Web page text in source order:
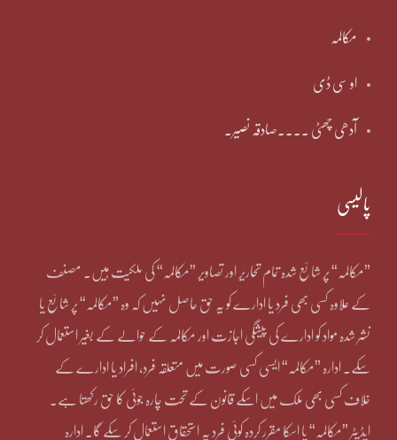
مکالمہ
او سی ڈی
آدھی چھٹی ۔۔۔۔صادقہ نصیر۔
پالیسی
”مکالمہ“ پر شائع شدہ تمام تحاریر اور تصاویر ”مکالمہ“ کی ملکیت ہیں۔ مصنف
کے علاوہ کسی بھی فرد یا ادارے کو یہ حق حاصل نہیں کہ وہ ”مکالمہ“ پر شائع یا
نشر شدہ مواد کو ادارے کی پیشگی اجازت اور مکالمہ کے حوالے کے بغیر استعمال کر
سکے۔ ادارہ ”مکالمہ“ ایسی کسی صورت میں متعلقہ فرد، افراد یا ادارے کے
خلاف کسی بھی ملک میں اسکے قانون کے تحت چارہ جوئی کا حق رکھتا ہے۔
ایڈیٹر ”مکالمہ“ یا اسکا مقرر کردہ کوئی فرد یہ استحقاق استعمال کر سکے گا۔ ادارہ